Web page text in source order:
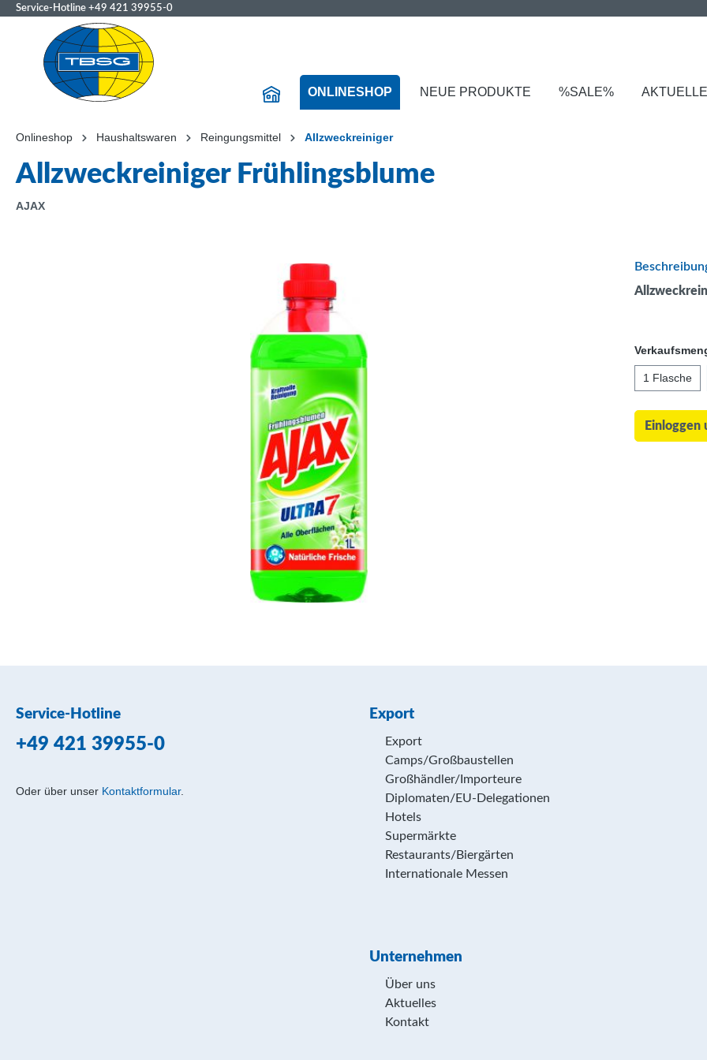
Service-Hotline +49 421 39955-0
ONLINESHOP NEUE PRODUKTE %SALE%
Onlineshop Haushaltswaren Reingungsmittel Allzweckreiniger
Allzweckreiniger Frühlingsblume
AJAX
1 Flasche
Einloggen
Service-Hotline
+49 421 39955-0
Oder über unser Kontaktformular.
Export
Export
Camps/Großbaustellen
Großhändler/Importeure
Diplomaten/EU-Delegationen
Hotels
Supermärkte
Restaurants/Biergärten
Internationale Messen
Unternehmen
Über uns
Aktuelles
Kontakt